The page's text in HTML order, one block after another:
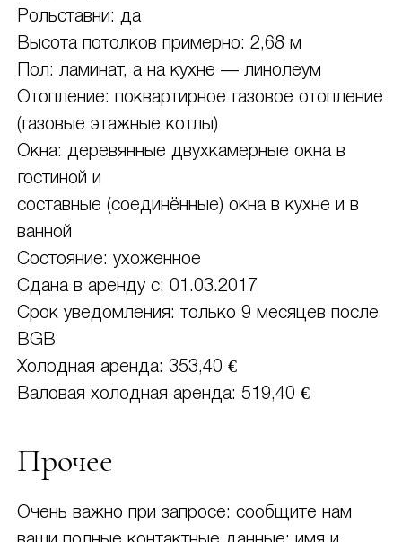
Рольставни: да
Высота потолков примерно: 2,68 м
Пол: ламинат, а на кухне — линолеум
Отопление: поквартирное газовое отопление
(газовые этажные котлы)
Окна: деревянные двухкамерные окна в
гостиной и
составные (соединённые) окна в кухне и в
ванной
Состояние: ухоженное
Сдана в аренду с: 01.03.2017
Срок уведомления: только 9 месяцев после
BGB
Холодная аренда: 353,40 €
Валовая холодная аренда: 519,40 €
Прочее
Очень важно при запросе: сообщите нам